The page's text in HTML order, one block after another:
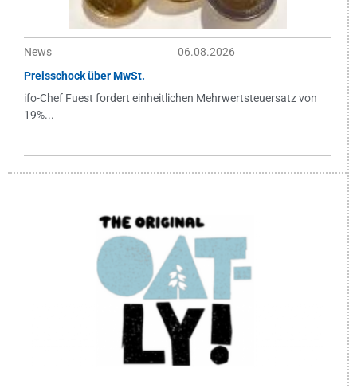
News
06.08.2026
Preisschock über MwSt.
ifo-Chef Fuest fordert einheitlichen Mehrwertsteuersatz von
19%...